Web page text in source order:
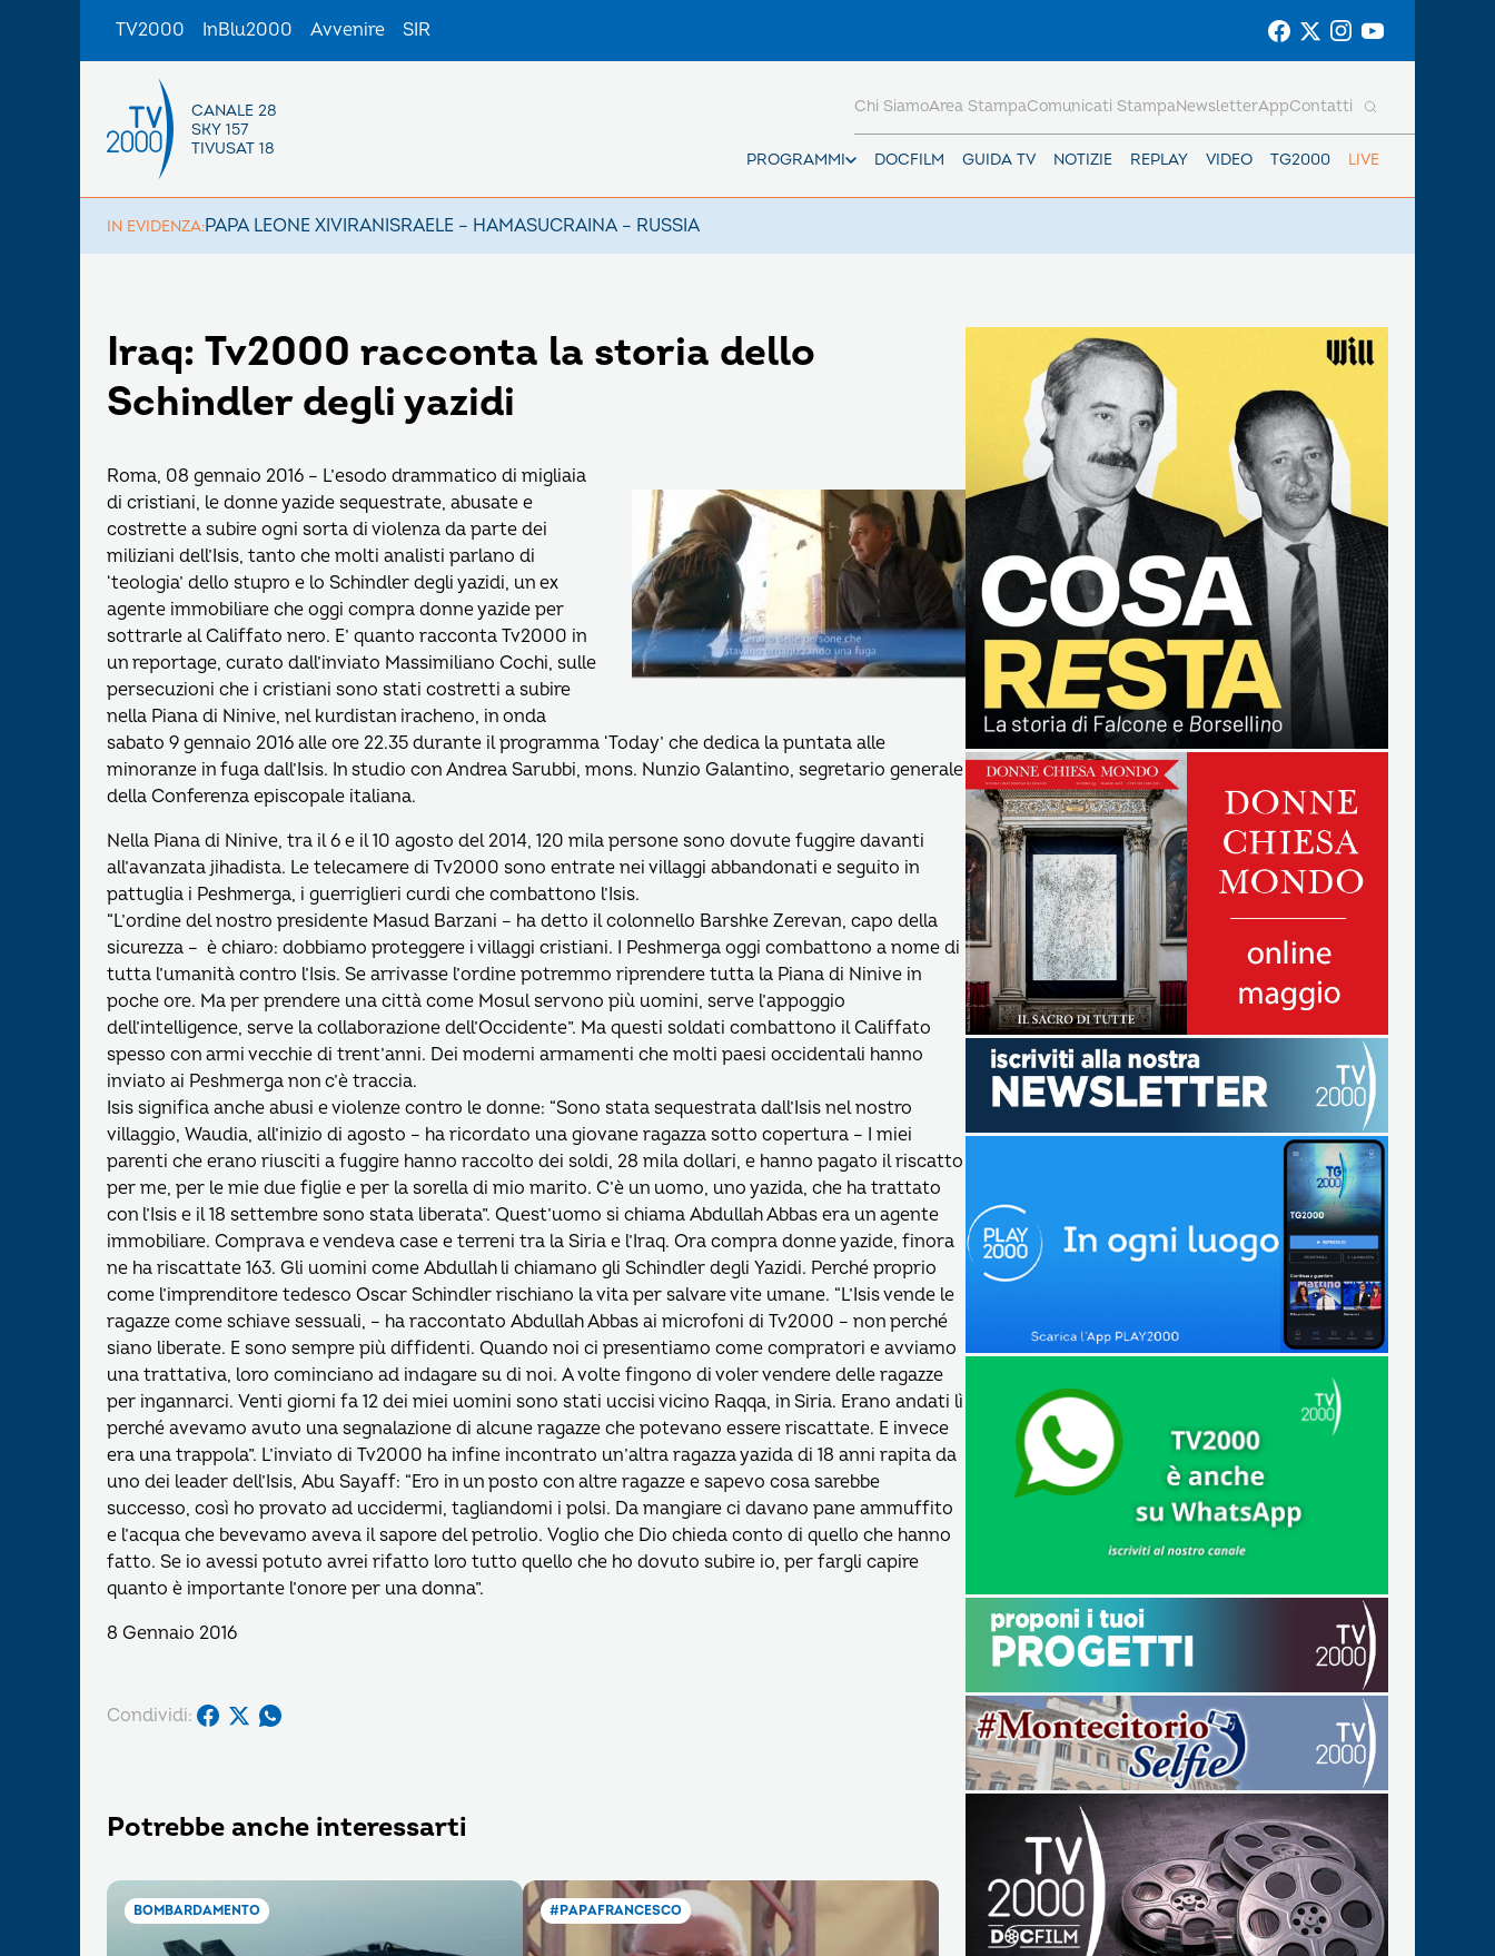
TV2000 InBlu2000 Avvenire SIR
CANALE 28
SKY 157
TIVUSAT 18
PROGRAMMI DOCFILM GUIDA TV NOTIZIE REPLAY VIDEO TG2000 LIVE
Chi SiamoArea StampaComunicati StampaNewsletterAppContatti
IN EVIDENZA:PAPA LEONE XIVIRANISRAELE – HAMASUCRAINA – RUSSIA
Iraq: Tv2000 racconta la storia dello
Schindler degli yazidi
Roma, 08 gennaio 2016 – L’esodo drammatico di migliaia
di cristiani, le donne yazide sequestrate, abusate e
costrette a subire ogni sorta di violenza da parte dei
miliziani dell’Isis, tanto che molti analisti parlano di
‘teologia’ dello stupro e lo Schindler degli yazidi, un ex
agente immobiliare che oggi compra donne yazide per
sottrarle al Califfato nero. E’ quanto racconta Tv2000 in
un reportage, curato dall’inviato Massimiliano Cochi, sulle
persecuzioni che i cristiani sono stati costretti a subire
nella Piana di Ninive, nel kurdistan iracheno, in onda
sabato 9 gennaio 2016 alle ore 22.35 durante il programma ‘Today’ che dedica la puntata alle
minoranze in fuga dall’Isis. In studio con Andrea Sarubbi, mons. Nunzio Galantino, segretario generale
della Conferenza episcopale italiana.
Nella Piana di Ninive, tra il 6 e il 10 agosto del 2014, 120 mila persone sono dovute fuggire davanti
all’avanzata jihadista. Le telecamere di Tv2000 sono entrate nei villaggi abbandonati e seguito in
pattuglia i Peshmerga, i guerriglieri curdi che combattono l’Isis.
“L’ordine del nostro presidente Masud Barzani – ha detto il colonnello Barshke Zerevan, capo della
sicurezza – è chiaro: dobbiamo proteggere i villaggi cristiani. I Peshmerga oggi combattono a nome di
tutta l’umanità contro l’Isis. Se arrivasse l’ordine potremmo riprendere tutta la Piana di Ninive in
poche ore. Ma per prendere una città come Mosul servono più uomini, serve l’appoggio
dell’intelligence, serve la collaborazione dell’Occidente”. Ma questi soldati combattono il Califfato
spesso con armi vecchie di trent’anni. Dei moderni armamenti che molti paesi occidentali hanno
inviato ai Peshmerga non c’è traccia.
Isis significa anche abusi e violenze contro le donne: “Sono stata sequestrata dall’Isis nel nostro
villaggio, Waudia, all’inizio di agosto – ha ricordato una giovane ragazza sotto copertura – I miei
parenti che erano riusciti a fuggire hanno raccolto dei soldi, 28 mila dollari, e hanno pagato il riscatto
per me, per le mie due figlie e per la sorella di mio marito. C’è un uomo, uno yazida, che ha trattato
con l’Isis e il 18 settembre sono stata liberata”. Quest’uomo si chiama Abdullah Abbas era un agente
immobiliare. Comprava e vendeva case e terreni tra la Siria e l’Iraq. Ora compra donne yazide, finora
ne ha riscattate 163. Gli uomini come Abdullah li chiamano gli Schindler degli Yazidi. Perché proprio
come l’imprenditore tedesco Oscar Schindler rischiano la vita per salvare vite umane. “L’Isis vende le
ragazze come schiave sessuali, – ha raccontato Abdullah Abbas ai microfoni di Tv2000 – non perché
siano liberate. E sono sempre più diffidenti. Quando noi ci presentiamo come compratori e avviamo
una trattativa, loro cominciano ad indagare su di noi. A volte fingono di voler vendere delle ragazze
per ingannarci. Venti giorni fa 12 dei miei uomini sono stati uccisi vicino Raqqa, in Siria. Erano andati lì
perché avevamo avuto una segnalazione di alcune ragazze che potevano essere riscattate. E invece
era una trappola”. L’inviato di Tv2000 ha infine incontrato un’altra ragazza yazida di 18 anni rapita da
uno dei leader dell’Isis, Abu Sayaff: “Ero in un posto con altre ragazze e sapevo cosa sarebbe
successo, così ho provato ad uccidermi, tagliandomi i polsi. Da mangiare ci davano pane ammuffito
e l’acqua che bevevamo aveva il sapore del petrolio. Voglio che Dio chieda conto di quello che hanno
fatto. Se io avessi potuto avrei rifatto loro tutto quello che ho dovuto subire io, per fargli capire
quanto è importante l’onore per una donna”.
8 Gennaio 2016
Condividi:
Potrebbe anche interessarti
BOMBARDAMENTO #PAPAFRANCESCO